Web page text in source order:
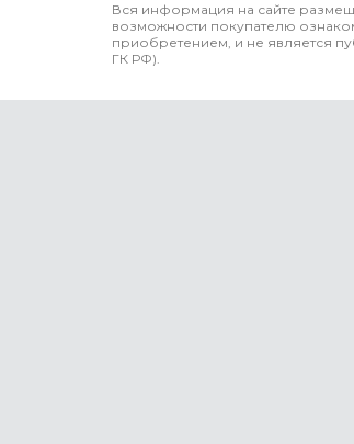
Вся информация на сайте
возможности покупателю
приобретением, и не является
ГК РФ).